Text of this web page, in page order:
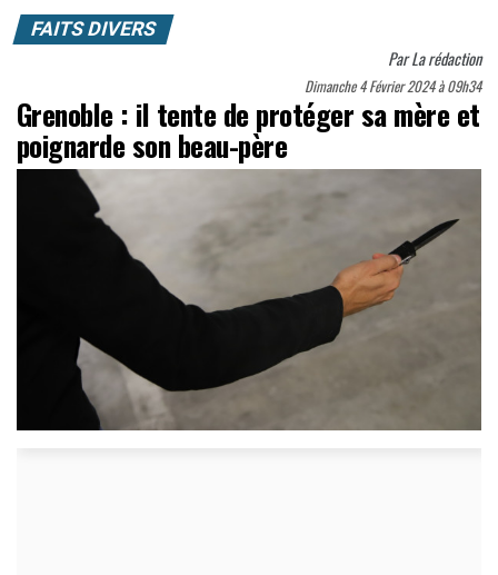
FAITS DIVERS
ParLa rédaction
Dimanche 4 Février 2024 à 09h34
Grenoble : il tente de protéger sa mère et
poignarde son beau-père